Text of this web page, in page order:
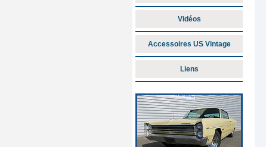
Vidéos
Accessoires US Vintage
Liens